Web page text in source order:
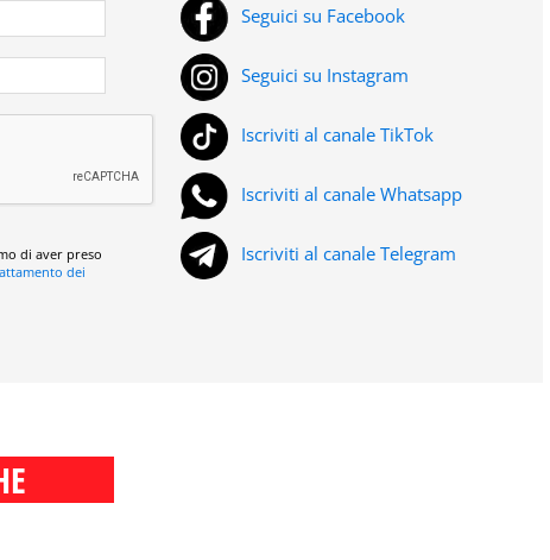
di aver preso
dei
Seguici su Facebook
Seguici su Instagram
Iscriviti al canale TikTok
Iscriviti al canale Whatsapp
Iscriviti al canale Telegram